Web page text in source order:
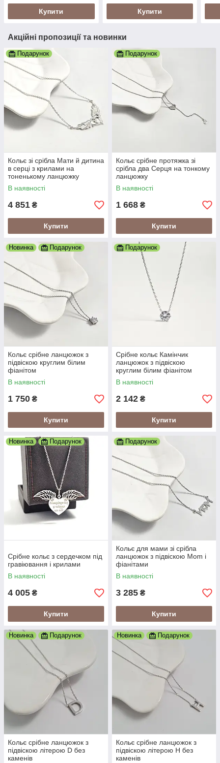
Купити Купити
Акційні пропозиції та новинки
Подарунок
Кольє зі срібла Мати й дитина
в серці з крилами на
тоненькому ланцюжку
В наявності
4 851 ₴
Купити
Подарунок
Кольє срібне протяжка зі
срібла два Серця на тонкому
ланцюжку
В наявності
1 668 ₴
Купити
Новинка Подарунок
Кольє срібне ланцюжок з
підвіскою круглим білим
фіанітом
В наявності
1 750 ₴
Купити
Подарунок
Срібне кольє Камінчик
ланцюжок з підвіскою
круглим білим фіанітом
В наявності
2 142 ₴
Купити
Новинка Подарунок
Срібне кольє з сердечком під
гравіювання і крилами
В наявності
4 005 ₴
Купити
Подарунок
Кольє для мами зі срібла
ланцюжок з підвіскою Mom і
фіанітами
В наявності
3 285 ₴
Купити
Новинка Подарунок
Кольє срібне ланцюжок з
підвіскою літерою D без
каменів
Новинка Подарунок
Кольє срібне ланцюжок з
підвіскою літерою Н без
каменів